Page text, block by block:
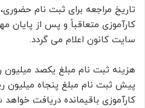
تاریخ مراجعه برای ثبت نام
کارآموزی متعاقباً و پس از
سایت کانون اعلام می گردد.
هزینه ثبت نام مبلغ یکصد میلیون
پیش ثبت نام مبلغ پنجاه میلیون
کارآموزی باقیمانده دریافت